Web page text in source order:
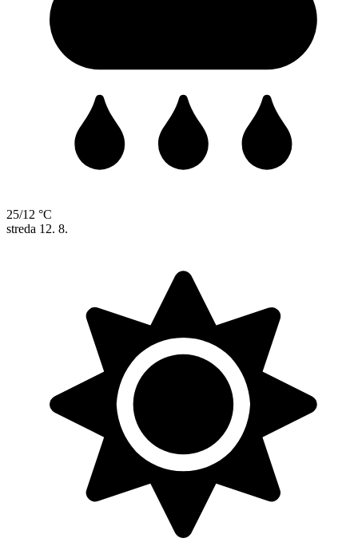
25/12 °C
streda 12. 8.